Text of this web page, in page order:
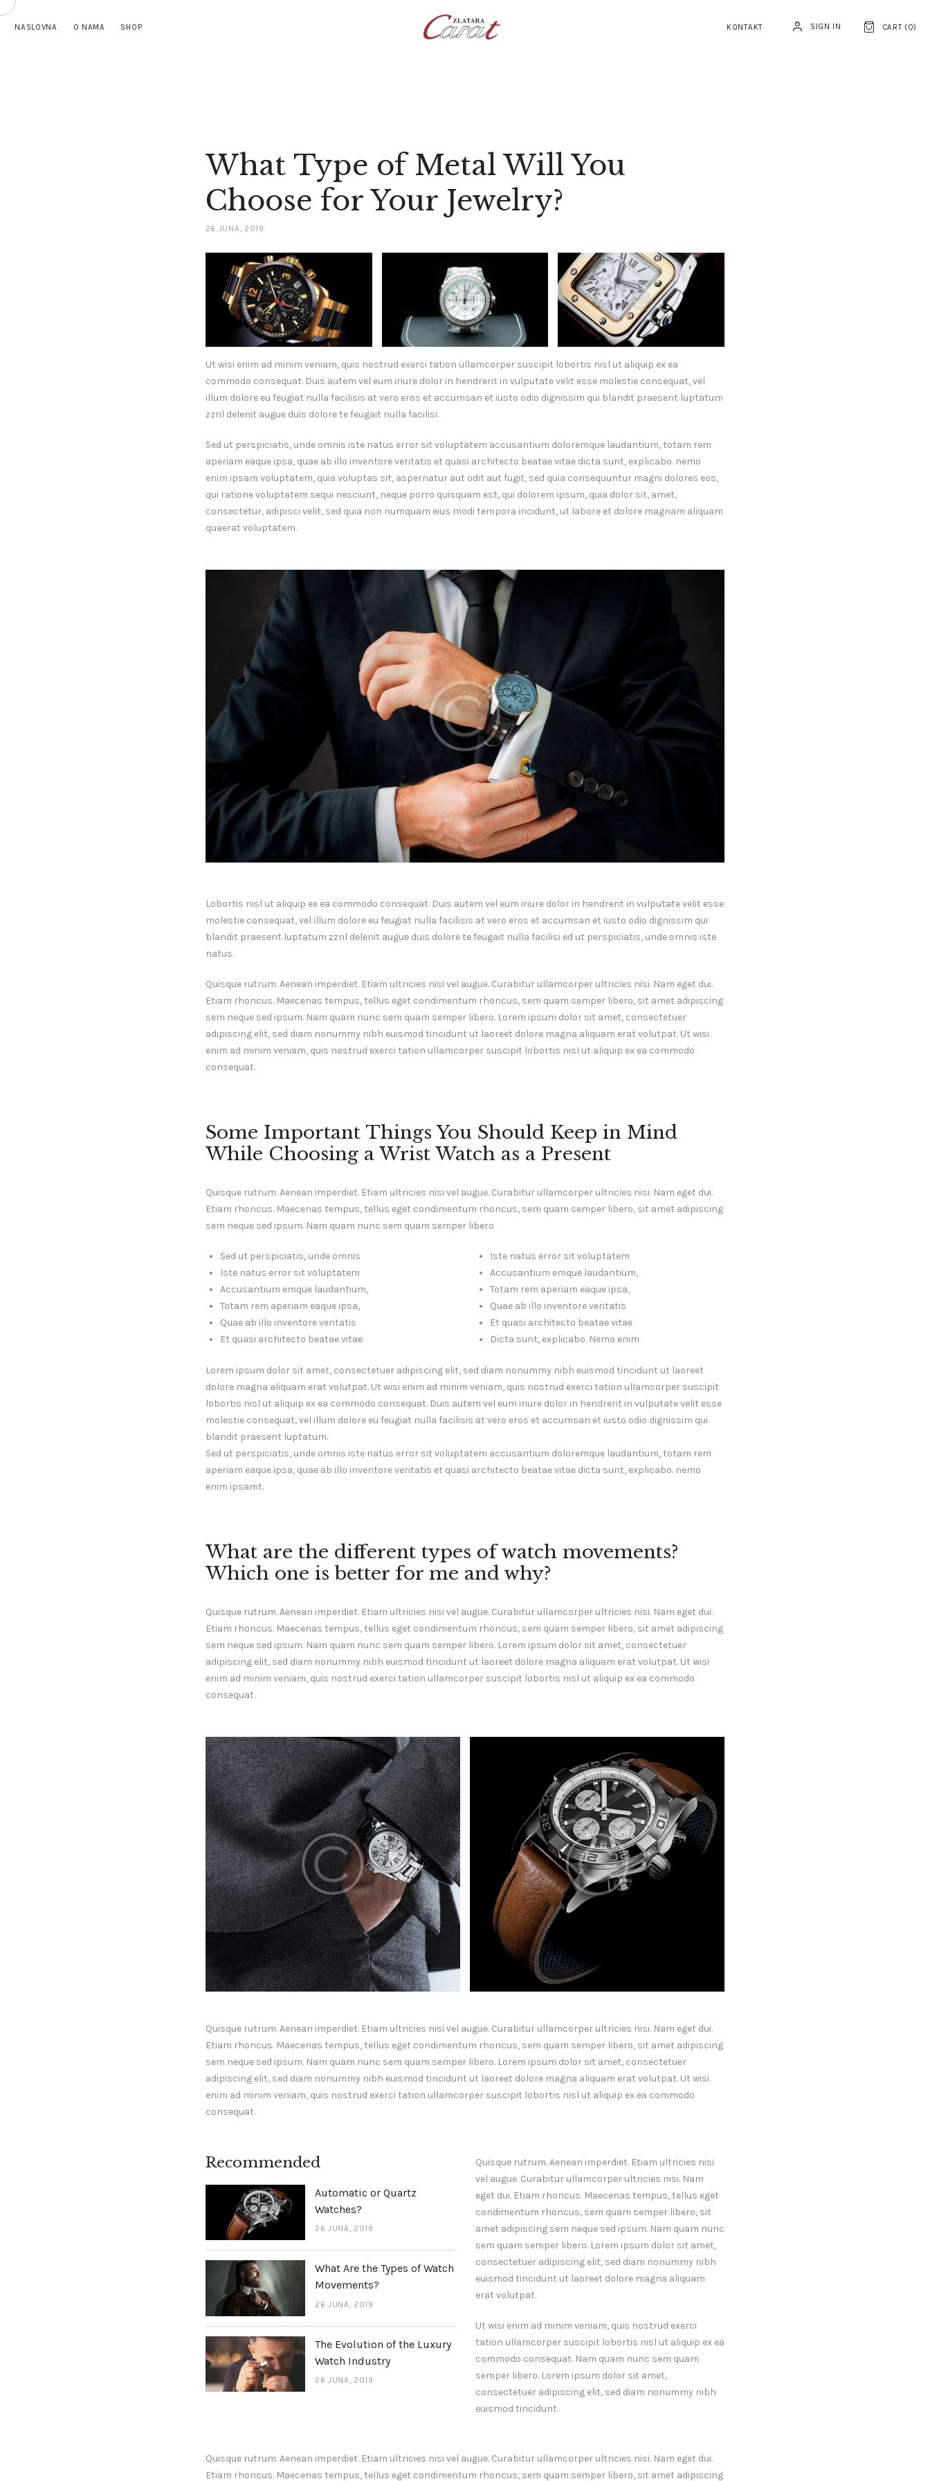
NASLOVNA O NAMA SHOP KONTAKT SIGN IN CART (0)
NASLOVNA
O NAMA
ZLATNI NAKIT
What Type of Metal Will You
Choose for Your Jewelry?
26 JUNA, 2019
Ut wisi enim ad minim veniam, quis nostrud exerci tation ullamcorper suscipit lobortis nisl ut aliquip ex ea
commodo consequat. Duis autem vel eum iriure dolor in hendrerit in vulputate velit esse molestie consequat, vel
illum dolore eu feugiat nulla facilisis at vero eros et accumsan et iusto odio dignissim qui blandit praesent luptatum
zzril delenit augue duis dolore te feugait nulla facilisi.
Sed ut perspiciatis, unde omnis iste natus error sit voluptatem accusantium doloremque laudantium, totam rem
aperiam eaque ipsa, quae ab illo inventore veritatis et quasi architecto beatae vitae dicta sunt, explicabo. nemo
enim ipsam voluptatem, quia voluptas sit, aspernatur aut odit aut fugit, sed quia consequuntur magni dolores eos,
qui ratione voluptatem sequi nesciunt, neque porro quisquam est, qui dolorem ipsum, quia dolor sit, amet,
consectetur, adipisci velit, sed quia non numquam eius modi tempora incidunt, ut labore et dolore magnam aliquam
quaerat voluptatem.
Lobortis nisl ut aliquip ex ea commodo consequat. Duis autem vel eum iriure dolor in hendrerit in vulputate velit esse
molestie consequat, vel illum dolore eu feugiat nulla facilisis at vero eros et accumsan et iusto odio dignissim qui
blandit praesent luptatum zzril delenit augue duis dolore te feugait nulla facilisi ed ut perspiciatis, unde omnis iste
natus.
Quisque rutrum. Aenean imperdiet. Etiam ultricies nisi vel augue. Curabitur ullamcorper ultricies nisi. Nam eget dui.
Etiam rhoncus. Maecenas tempus, tellus eget condimentum rhoncus, sem quam semper libero, sit amet adipiscing
sem neque sed ipsum. Nam quam nunc sem quam semper libero. Lorem ipsum dolor sit amet, consectetuer
adipiscing elit, sed diam nonummy nibh euismod tincidunt ut laoreet dolore magna aliquam erat volutpat. Ut wisi
enim ad minim veniam, quis nostrud exerci tation ullamcorper suscipit lobortis nisl ut aliquip ex ea commodo
consequat.
Some Important Things You Should Keep in Mind
While Choosing a Wrist Watch as a Present
Quisque rutrum. Aenean imperdiet. Etiam ultricies nisi vel augue. Curabitur ullamcorper ultricies nisi. Nam eget dui.
Etiam rhoncus. Maecenas tempus, tellus eget condimentum rhoncus, sem quam semper libero, sit amet adipiscing
sem neque sed ipsum. Nam quam nunc sem quam semper libero
Sed ut perspiciatis, unde omnis
Iste natus error sit voluptatem
Accusantium emque laudantium,
Totam rem aperiam eaque ipsa,
Quae ab illo inventore veritatis
Et quasi architecto beatae vitae
Iste natus error sit voluptatem
Accusantium emque laudantium,
Totam rem aperiam eaque ipsa,
Quae ab illo inventore veritatis
Et quasi architecto beatae vitae
Dicta sunt, explicabo. Nemo enim
Lorem ipsum dolor sit amet, consectetuer adipiscing elit, sed diam nonummy nibh euismod tincidunt ut laoreet
dolore magna aliquam erat volutpat. Ut wisi enim ad minim veniam, quis nostrud exerci tation ullamcorper suscipit
lobortis nisl ut aliquip ex ea commodo consequat. Duis autem vel eum iriure dolor in hendrerit in vulputate velit esse
molestie consequat, vel illum dolore eu feugiat nulla facilisis at vero eros et accumsan et iusto odio dignissim qui
blandit praesent luptatum.
Sed ut perspiciatis, unde omnis iste natus error sit voluptatem accusantium doloremque laudantium, totam rem
aperiam eaque ipsa, quae ab illo inventore veritatis et quasi architecto beatae vitae dicta sunt, explicabo. nemo
enim ipsamt.
What are the different types of watch movements?
Which one is better for me and why?
Quisque rutrum. Aenean imperdiet. Etiam ultricies nisi vel augue. Curabitur ullamcorper ultricies nisi. Nam eget dui.
Etiam rhoncus. Maecenas tempus, tellus eget condimentum rhoncus, sem quam semper libero, sit amet adipiscing
sem neque sed ipsum. Nam quam nunc sem quam semper libero. Lorem ipsum dolor sit amet, consectetuer
adipiscing elit, sed diam nonummy nibh euismod tincidunt ut laoreet dolore magna aliquam erat volutpat. Ut wisi
enim ad minim veniam, quis nostrud exerci tation ullamcorper suscipit lobortis nisl ut aliquip ex ea commodo
consequat.
Quisque rutrum. Aenean imperdiet. Etiam ultricies nisi vel augue. Curabitur ullamcorper ultricies nisi. Nam eget dui.
Etiam rhoncus. Maecenas tempus, tellus eget condimentum rhoncus, sem quam semper libero, sit amet adipiscing
sem neque sed ipsum. Nam quam nunc sem quam semper libero. Lorem ipsum dolor sit amet, consectetuer
adipiscing elit, sed diam nonummy nibh euismod tincidunt ut laoreet dolore magna aliquam erat volutpat. Ut wisi
enim ad minim veniam, quis nostrud exerci tation ullamcorper suscipit lobortis nisl ut aliquip ex ea commodo
consequat.
Recommended
Automatic or Quartz
Watches?
26 JUNA, 2019
What Are the Types of Watch
Movements?
26 JUNA, 2019
The Evolution of the Luxury
Watch Industry
26 JUNA, 2019
Quisque rutrum. Aenean imperdiet. Etiam ultricies nisi
vel augue. Curabitur ullamcorper ultricies nisi. Nam
eget dui. Etiam rhoncus. Maecenas tempus, tellus eget
condimentum rhoncus, sem quam semper libero, sit
amet adipiscing sem neque sed ipsum. Nam quam nunc
sem quam semper libero. Lorem ipsum dolor sit amet,
consectetuer adipiscing elit, sed diam nonummy nibh
euismod tincidunt ut laoreet dolore magna aliquam
erat volutpat.
Ut wisi enim ad minim veniam, quis nostrud exerci
tation ullamcorper suscipit lobortis nisl ut aliquip ex ea
commodo consequat. Nam quam nunc sem quam
semper libero. Lorem ipsum dolor sit amet,
consectetuer adipiscing elit, sed diam nonummy nibh
euismod tincidunt.
Quisque rutrum. Aenean imperdiet. Etiam ultricies nisi vel augue. Curabitur ullamcorper ultricies nisi. Nam eget dui.
Etiam rhoncus. Maecenas tempus, tellus eget condimentum rhoncus, sem quam semper libero, sit amet adipiscing